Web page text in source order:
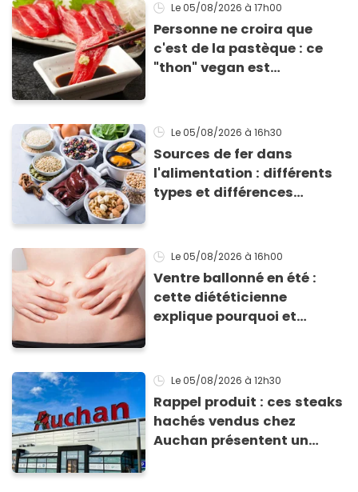
Le 05/08/2026 à 17h00
Personne ne croira que
c'est de la pastèque : ce
"thon" vegan est
Le 05/08/2026 à 16h30
Sources de fer dans
l'alimentation : différents
types et différences
Le 05/08/2026 à 16h00
Ventre ballonné en été :
cette diététicienne
explique pourquoi et
Le 05/08/2026 à 12h30
Rappel produit : ces steaks
hachés vendus chez
Auchan présentent un